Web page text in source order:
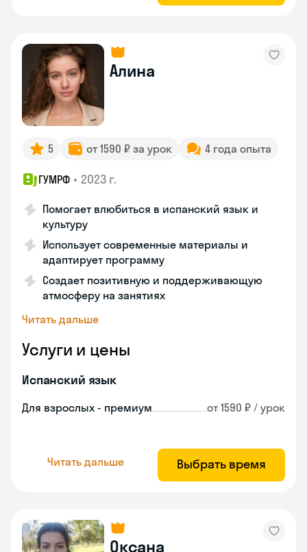
Алина
5 от 1590 ₽ за урок 4 года опыта
ГУМРФ • 2023 г.
Помогает влюбиться в испанский язык и
культуру
Использует современные материалы и
адаптирует программу
Создает позитивную и поддерживающую
атмосферу на занятиях
Читать дальше
Услуги и цены
Испанский язык
Для взрослых - премиум от 1590 ₽ / урок
Читать дальше Выбрать время
Оксана